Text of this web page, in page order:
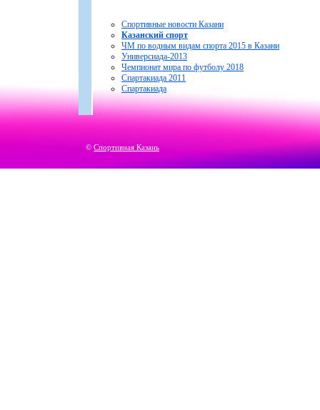
Спортивные новости Казани
Казанский спорт
ЧМ по водным видам спорта 2015 в Казани
Универсиада-2013
Чемпионат мира по футболу 2018
Спартакиада 2011
Спартакиада
© Спортивная Казань